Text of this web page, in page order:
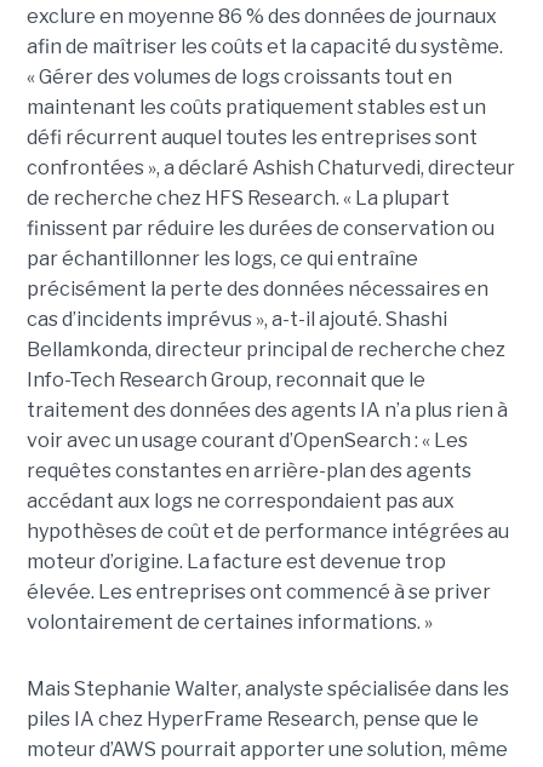
exclure en moyenne 86 % des données de journaux
afin de maîtriser les coûts et la capacité du système.
« Gérer des volumes de logs croissants tout en
maintenant les coûts pratiquement stables est un
défi récurrent auquel toutes les entreprises sont
confrontées », a déclaré Ashish Chaturvedi, directeur
de recherche chez HFS Research. « La plupart
finissent par réduire les durées de conservation ou
par échantillonner les logs, ce qui entraîne
précisément la perte des données nécessaires en
cas d’incidents imprévus », a-t-il ajouté. Shashi
Bellamkonda, directeur principal de recherche chez
Info-Tech Research Group, reconnait que le
traitement des données des agents IA n’a plus rien à
voir avec un usage courant d’OpenSearch : « Les
requêtes constantes en arrière-plan des agents
accédant aux logs ne correspondaient pas aux
hypothèses de coût et de performance intégrées au
moteur d’origine. La facture est devenue trop
élevée. Les entreprises ont commencé à se priver
volontairement de certaines informations. »
Mais Stephanie Walter, analyste spécialisée dans les
piles IA chez HyperFrame Research, pense que le
moteur d’AWS pourrait apporter une solution, même